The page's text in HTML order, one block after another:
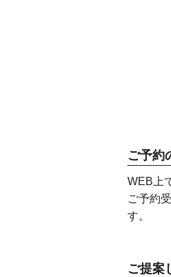
ご予約
WEB上
ご予約
す。
ご提案